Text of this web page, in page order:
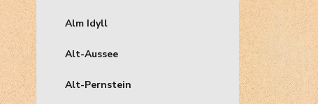
Alm Idyll
Alt-Aussee
Alt-Pernstein